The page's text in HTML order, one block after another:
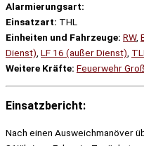
Alarmierungsart:
Einsatzart: THL
Einheiten und Fahrzeuge: RW,
Dienst) LF 16 (außer Dienst)
Weitere Kräfte: Feuerwehr
Einsatzbericht:
Nach einen Ausweichmanöver